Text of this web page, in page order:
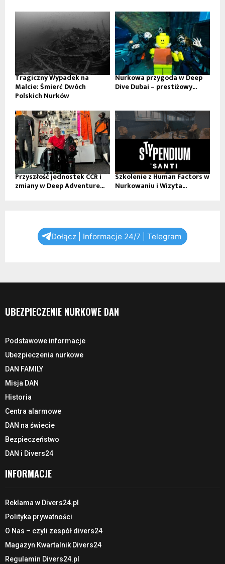
Tragiczny Wypadek na
Malcie: Śmierć Dwóch
Polskich Nurków
Nurkowa przygoda w Deep
Dive Dubai – prestiżowy...
Przyszłość jednostek CCR i
zmiany w Deep Adventure...
Szkolenie z Human Factors w
Nurkowaniu i Wizyta...
Dołącz | Informacje 24/7 | Telegram
UBEZPIECZENIE NURKOWE DAN
Podstawowe informacje
Ubezpieczenia nurkowe
DAN FAMILY
Misja DAN
Historia
Centra alarmowe
DAN na świecie
Bezpieczeństwo
DAN i Divers24
INFORMACJE
Reklama w Divers24.pl
Polityka prywatności
O Nas – czyli zespół divers24
Magazyn Kwartalnik Divers24
Regulamin Divers24.pl